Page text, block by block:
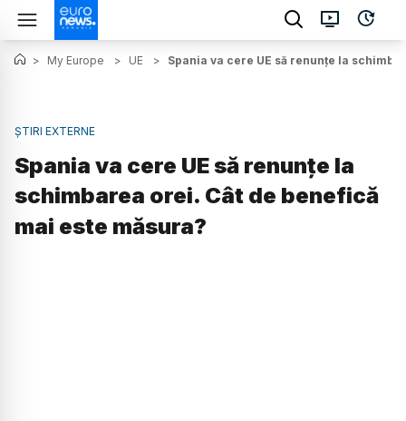
> My Europe > UE > Spania va cere UE să renunțe la
ȘTIRI EXTERNE
Spania va cere UE să renunțe la
schimbarea orei. Cât de benefică
mai este măsura?